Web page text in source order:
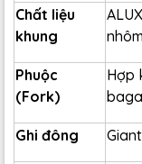
Chất liệu
khung
Phuộc
(Fork)
Hợp
Ghi đông